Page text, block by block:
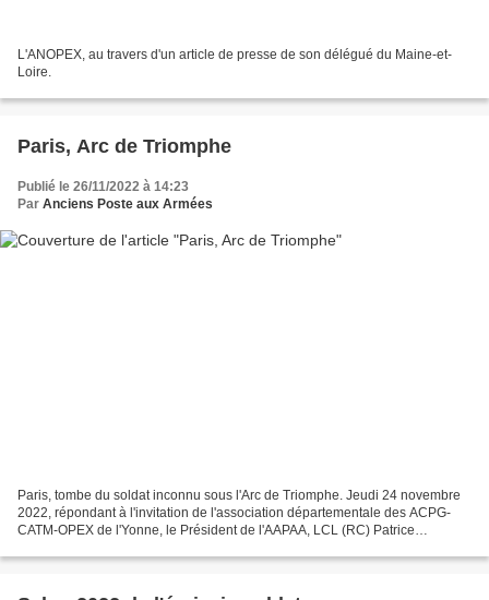
L'ANOPEX, au travers d'un article de presse de son délégué du Maine-et-
Loire.
Paris, Arc de Triomphe
Publié le 26/11/2022 à 14:23
Par Anciens Poste aux Armées
Paris, tombe du soldat inconnu sous l'Arc de Triomphe. Jeudi 24 novembre
2022, répondant à l'invitation de l'association départementale des ACPG-
CATM-OPEX de l'Yonne, le Président de l'AAPAA, LCL (RC) Patrice